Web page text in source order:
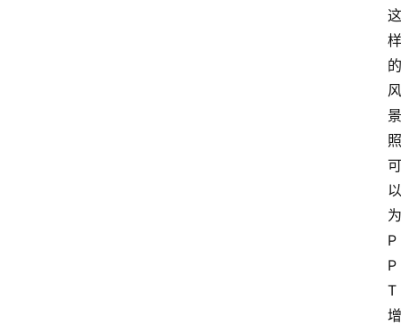
这
样
的
风
景
照
可
以
为
P
P
T
增